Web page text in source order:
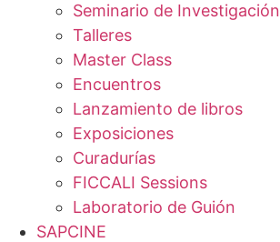
Seminario de Investigación
Talleres
Master Class
Encuentros
Lanzamiento de libros
Exposiciones
Curadurías
FICCALI Sessions
Laboratorio de Guión
SAPCINE